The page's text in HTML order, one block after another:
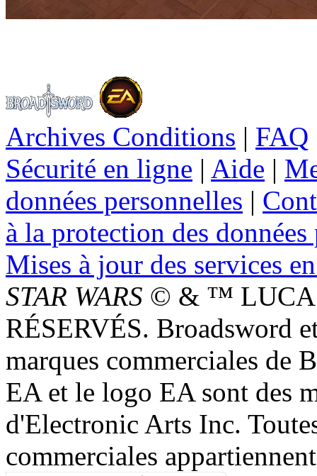
Archives Conditions | FAQ
Sécurité en ligne | Aide |
données personnelles |
à la protection des
Mises à jour des services
STAR WARS © & ™
RÉSERVÉS. Broadsword
marques commerciales de
EA et le logo EA sont des
d'Electronic Arts Inc.
commerciales